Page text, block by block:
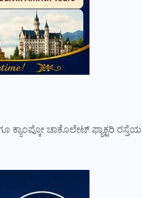
ಚಾಕೊಲೇಟ್ ಫ್ಯಾಕ್ಟರಿ ರಸ್ತೆಯ